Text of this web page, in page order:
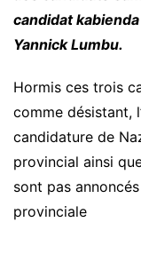
candidat
Yannick Lumbu.
Hormis ces trois
comme désistant,
candidature de
provincial ainsi
sont pas
provinciale